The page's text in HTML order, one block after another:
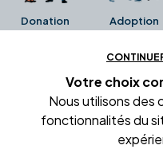
Donation Adoption
Ces avis proviennent
Business de l'office
été
Votre choix
Nous utilisons des
fonctionnalités du